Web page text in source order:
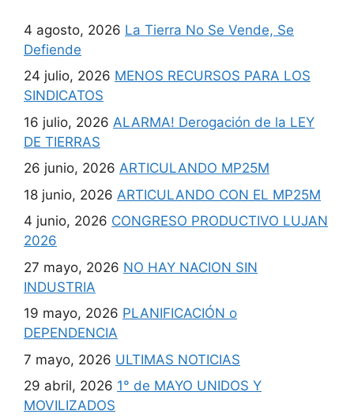
4 agosto, 2026 La Tierra No Se Vende, Se
Defiende
24 julio, 2026 MENOS RECURSOS PARA LOS
SINDICATOS
16 julio, 2026 ALARMA! Derogación de la LEY
DE TIERRAS
26 junio, 2026 ARTICULANDO MP25M
18 junio, 2026 ARTICULANDO CON EL MP25M
4 junio, 2026 CONGRESO PRODUCTIVO LUJAN
2026
27 mayo, 2026 NO HAY NACION SIN
INDUSTRIA
19 mayo, 2026 PLANIFICACIÓN o
DEPENDENCIA
7 mayo, 2026 ULTIMAS NOTICIAS
29 abril, 2026 1° de MAYO UNIDOS Y
MOVILIZADOS